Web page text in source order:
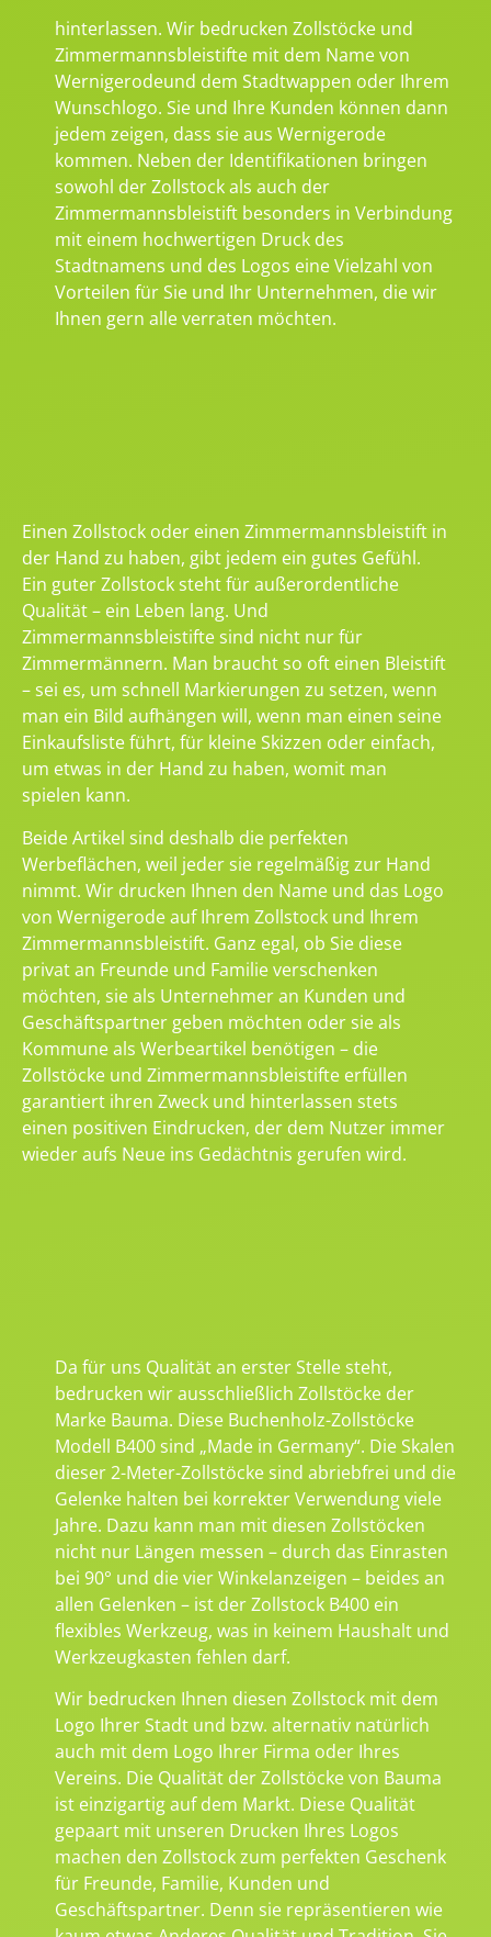
hinterlassen. Wir bedrucken Zollstöcke und
Zimmermannsbleistifte mit dem Name von
Wernigerodeund dem Stadtwappen oder Ihrem
Wunschlogo. Sie und Ihre Kunden können dann
jedem zeigen, dass sie aus Wernigerode
kommen. Neben der Identifikationen bringen
sowohl der Zollstock als auch der
Zimmermannsbleistift besonders in Verbindung
mit einem hochwertigen Druck des
Stadtnamens und des Logos eine Vielzahl von
Vorteilen für Sie und Ihr Unternehmen, die wir
Ihnen gern alle verraten möchten.
Einen Zollstock oder einen Zimmermannsbleistift in
der Hand zu haben, gibt jedem ein gutes Gefühl.
Ein guter Zollstock steht für außerordentliche
Qualität – ein Leben lang. Und
Zimmermannsbleistifte sind nicht nur für
Zimmermännern. Man braucht so oft einen Bleistift
– sei es, um schnell Markierungen zu setzen, wenn
man ein Bild aufhängen will, wenn man einen seine
Einkaufsliste führt, für kleine Skizzen oder einfach,
um etwas in der Hand zu haben, womit man
spielen kann.
Beide Artikel sind deshalb die perfekten
Werbeflächen, weil jeder sie regelmäßig zur Hand
nimmt. Wir drucken Ihnen den Name und das Logo
von Wernigerode auf Ihrem Zollstock und Ihrem
Zimmermannsbleistift. Ganz egal, ob Sie diese
privat an Freunde und Familie verschenken
möchten, sie als Unternehmer an Kunden und
Geschäftspartner geben möchten oder sie als
Kommune als Werbeartikel benötigen – die
Zollstöcke und Zimmermannsbleistifte erfüllen
garantiert ihren Zweck und hinterlassen stets
einen positiven Eindrucken, der dem Nutzer immer
wieder aufs Neue ins Gedächtnis gerufen wird.
Da für uns Qualität an erster Stelle steht,
bedrucken wir ausschließlich Zollstöcke der
Marke Bauma. Diese Buchenholz-Zollstöcke
Modell B400 sind „Made in Germany“. Die Skalen
dieser 2-Meter-Zollstöcke sind abriebfrei und die
Gelenke halten bei korrekter Verwendung viele
Jahre. Dazu kann man mit diesen Zollstöcken
nicht nur Längen messen – durch das Einrasten
bei 90° und die vier Winkelanzeigen – beides an
allen Gelenken – ist der Zollstock B400 ein
flexibles Werkzeug, was in keinem Haushalt und
Werkzeugkasten fehlen darf.
Wir bedrucken Ihnen diesen Zollstock mit dem
Logo Ihrer Stadt und bzw. alternativ natürlich
auch mit dem Logo Ihrer Firma oder Ihres
Vereins. Die Qualität der Zollstöcke von Bauma
ist einzigartig auf dem Markt. Diese Qualität
gepaart mit unseren Drucken Ihres Logos
machen den Zollstock zum perfekten Geschenk
für Freunde, Familie, Kunden und
Geschäftspartner. Denn sie repräsentieren wie